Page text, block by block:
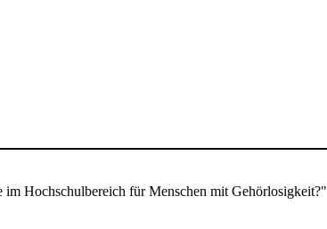
Hochschulbereich für Menschen mit Gehörlosigkeit?"